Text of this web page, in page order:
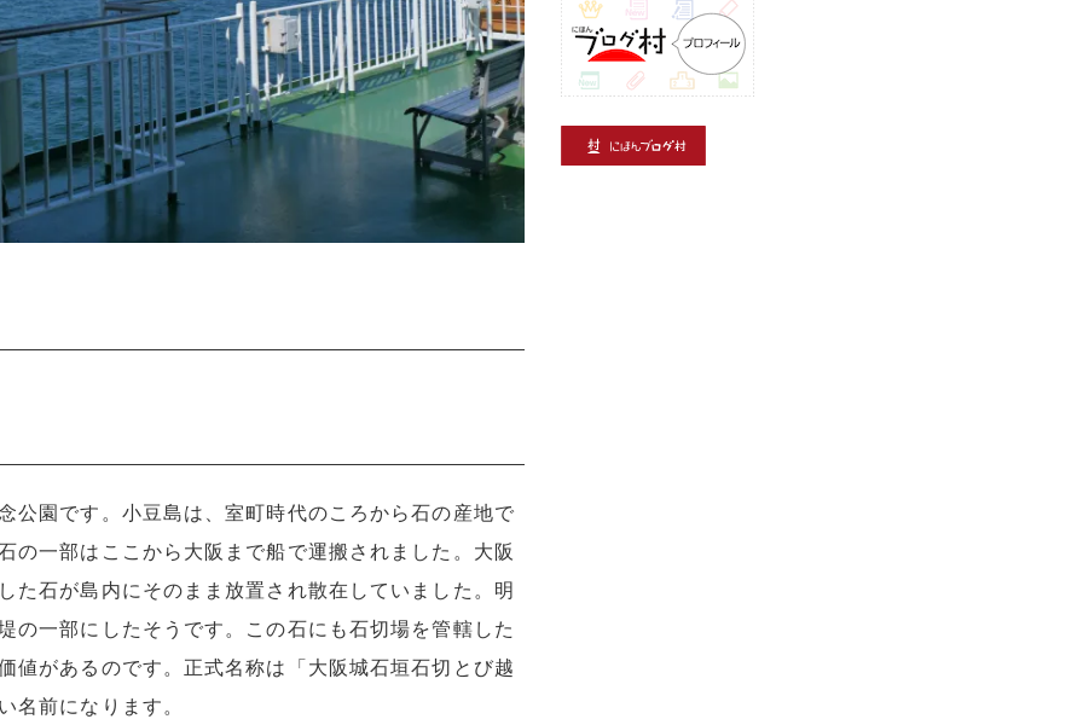
園です。小豆島は、室町時代のころから石の産地で
の一部はここから大阪まで船で運搬されました。大阪
た石が島内にそのまま放置され散在していました。明
の一部にしたそうです。この石にも石切場を管轄した
値があるのです。正式名称は「大阪城石垣石切とび越
名前になります。